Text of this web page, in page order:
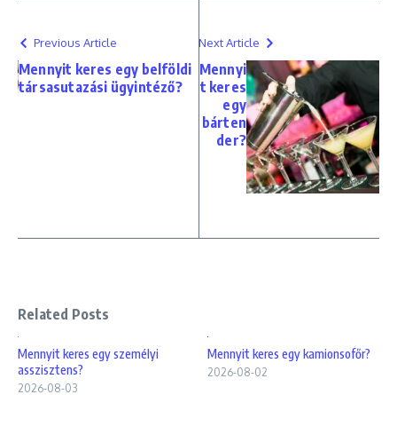
Previous Article
Mennyit keres egy belföldi
társasutazási ügyintéző?
Next Article
Mennyi
t keres
egy
bárten
der?
Related Posts
Mennyit keres egy személyi
asszisztens?
2026-08-03
Mennyit keres egy kamionsofőr?
2026-08-02